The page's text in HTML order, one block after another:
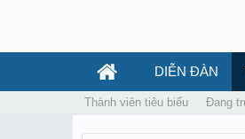
DIỄN ĐÀN
Thành viên tiêu biểu Đang